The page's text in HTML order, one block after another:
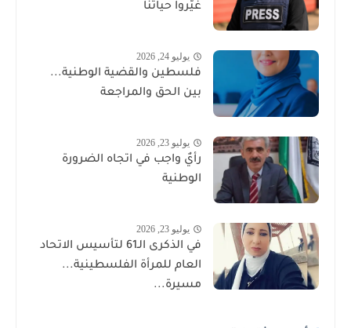
غيّروا حياتنا
يوليو 24, 2026
فلسطين والقضية الوطنية...
بين الحق والمراجعة
يوليو 23, 2026
رأيٌ واجب في اتجاه الضرورة
الوطنية
يوليو 23, 2026
في الذكرى الـ61 لتأسيس الاتحاد
العام للمرأة الفلسطينية...
مسيرة...